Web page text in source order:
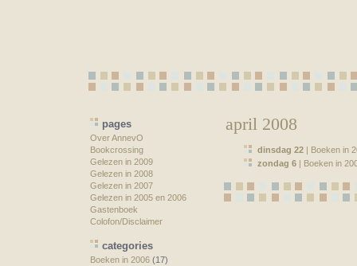
pages
Over AnnevO
Bookcrossing
Gelezen in 2009
Gelezen in 2008
Gelezen in 2007
Gelezen in 2005 en 2006
Gastenboek
Colofon/Disclaimer
categories
Boeken in 2006(17)
april 2008
dinsdag 22| Boeken in
zondag 6| Boeken in